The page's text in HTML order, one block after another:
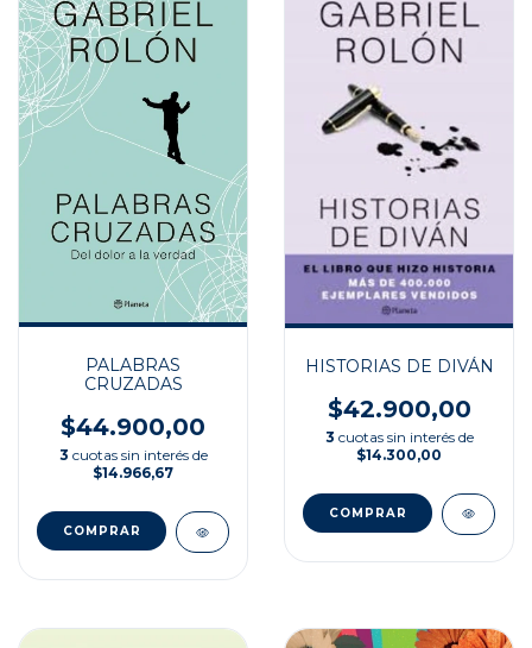
PALABRAS
CRUZADAS
$44.900,00
3 cuotas sin interés de
$14.966,67
HISTORIAS DE DIVÁN
$42.900,00
3 cuotas sin interés de
$14.300,00